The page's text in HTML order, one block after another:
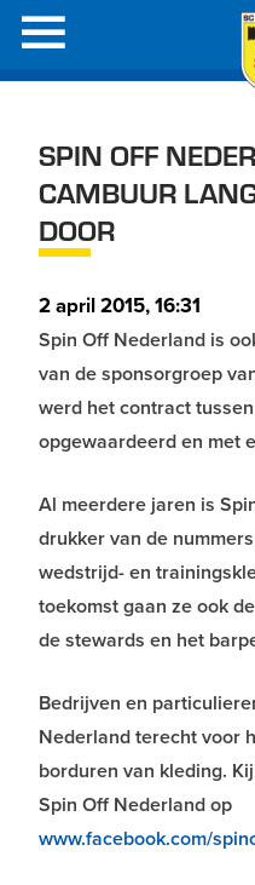
SPIN OFF
CAMBUUR
DOOR
2 april 2015, 16:31
Spin Off Nederland is
van de sponsorgroep
werd het contract
opgewaardeerd en met
Al meerdere jaren is
drukker van de
wedstrijd- en
toekomst gaan ze ook
de stewards en het
Bedrijven en
Nederland terecht voor
borduren van kleding.
Spin Off Nederland op
www.facebook.com/